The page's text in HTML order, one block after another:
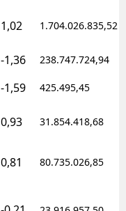
1,02 1.704.026.835,52
-1,36 238.747.724,94
-1,59 425.495,45
0,93 31.854.418,68
0,81 80.735.026,85